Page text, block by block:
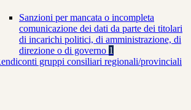
Sanzioni per mancata o incompleta
comunicazione dei dati da parte dei titolari
di incarichi politici, di amministrazione, di
direzione o di governo 1
gruppi consiliari regionali/provinciali